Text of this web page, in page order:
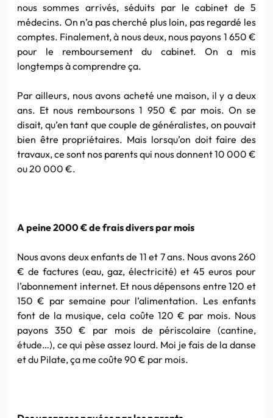
nous sommes arrivés, séduits par le cabinet de 5
médecins. On n’a pas cherché plus loin, pas regardé les
comptes. Finalement, à nous deux, nous payons 1 650 €
pour le remboursement du cabinet. On a mis
longtemps à comprendre ça.
Par ailleurs, nous avons acheté une maison, il y a deux
ans. Et nous remboursons 1 950 € par mois. On se
disait, qu’en tant que couple de généralistes, on pouvait
bien être propriétaires. Mais lorsqu’on doit faire des
travaux, ce sont nos parents qui nous donnent 10 000 €
ou 20 000 €.
A peine 2000 € de frais divers par mois
Nous avons deux enfants de 11 et 7 ans. Nous avons 260
€ de factures (eau, gaz, électricité) et 45 euros pour
l’abonnement internet. Et nous dépensons entre 120 et
150 € par semaine pour l’alimentation. Les enfants
font de la musique, cela coûte 120 € par mois. Nous
payons 350 € par mois de périscolaire (cantine,
étude…), ce qui pèse assez lourd. Moi je fais de la danse
et du Pilate, ça me coûte 90 € par mois.